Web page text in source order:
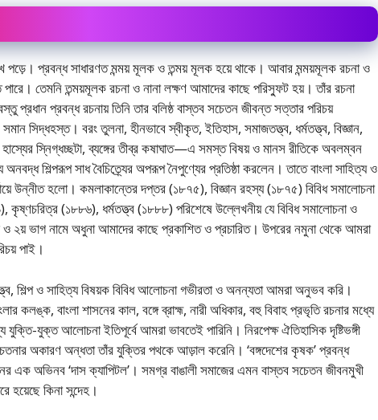
পড়ে। প্রবন্ধ সাধারণত মন্ময় মূলক ও তন্ময় মূলক হয়ে থাকে। আবার মন্ময়মূলক রচনা ও
পারে। তেমনি তন্ময়মূলক রচনা ও নানা লক্ষণ আমাদের কাছে পরিস্ফুট হয়। তাঁর রচনা
প্রধান প্রবন্ধ রচনায় তিনি তার বলিষ্ঠ বাস্তব সচেতন জীবন্ত সত্তার পরিচয়
সিদ্ধহস্ত। বরং তুলনা, হীনভাবে স্বীকৃত, ইতিহাস, সমাজতত্ত্ব, ধর্মতত্ত্ব, বিজ্ঞান,
স্নিগ্ধচ্ছটা, ব্যঙ্গের তীব্র কষাঘাত—এ সমস্ত বিষয় ও মানস রীতিকে অবলম্বন
শিল্পরূপ সাধ বৈচিত্র্যের অপরূপ নৈপুণ্যের প্রতিষ্ঠা করলেন। তাতে বাংলা সাহিত্য ও
উন্নীত হলো। কমলাকান্তের দপ্তর (১৮৭৫), বিজ্ঞান রহস্য (১৮৭৫) বিবিধ সমালোচনা
(১৮৮৬), ধর্মতত্ত্ব (১৮৮৮) পরিশেষে উল্লেখনীয় যে বিবিধ সমালোচনা ও
২য় ভাগ নামে অধুনা আমাদের কাছে প্রকাশিত ও প্রচারিত। উপরের নমুনা থেকে আমরা
পাই।
শিল্প ও সাহিত্য বিষয়ক বিবিধ আলোচনা গভীরতা ও অনন্যতা আমরা অনুভব করি।
কলঙ্ক, বাংলা শাসনের কাল, বঙ্গে ব্রাহ্ম, নারী অধিকার, বহু বিবাহ প্রভৃতি রচনার মধ্যে
যুক্ত আলোচনা ইতিপূর্বে আমরা ভাবতেই পারিনি। নিরপেক্ষ ঐতিহাসিক দৃষ্টিভঙ্গী
অকারণ অন্ধতা তাঁর যুক্তির পথকে আড়াল করেনি। ‘বঙ্গদেশের কৃষক’ প্রবন্ধ
এক অভিনব ‘দাস ক্যাপিটল’। সমগ্র বাঙালী সমাজের এমন বাস্তব সচেতন জীবনমুখী
হয়েছে কিনা সন্দেহ।